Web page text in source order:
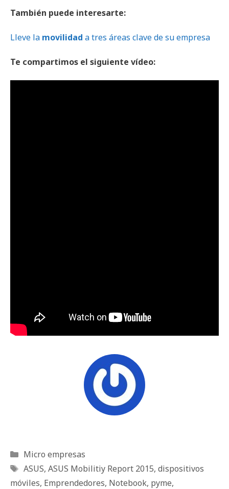
También puede interesarte:
Lleve la movilidad a tres áreas clave de su empresa
Te compartimos el siguiente vídeo:
Categorías
Micro empresas
Etiquetas
ASUS, ASUS Mobilitiy Report 2015, dispositivos
móviles, Emprendedores, Notebook, pyme,